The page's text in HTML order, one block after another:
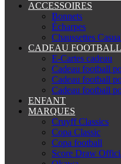
ACCESSOIRES
Bonnets
Écharpes
Chaussettes
CADEAU FOOTBALL
E-Cartes cadeau
Cadeau football
Cadeau football
Cadeau football
ENFANT
MARQUES
Cruyff Classics
Copa Classic
Copa football
Score Draw